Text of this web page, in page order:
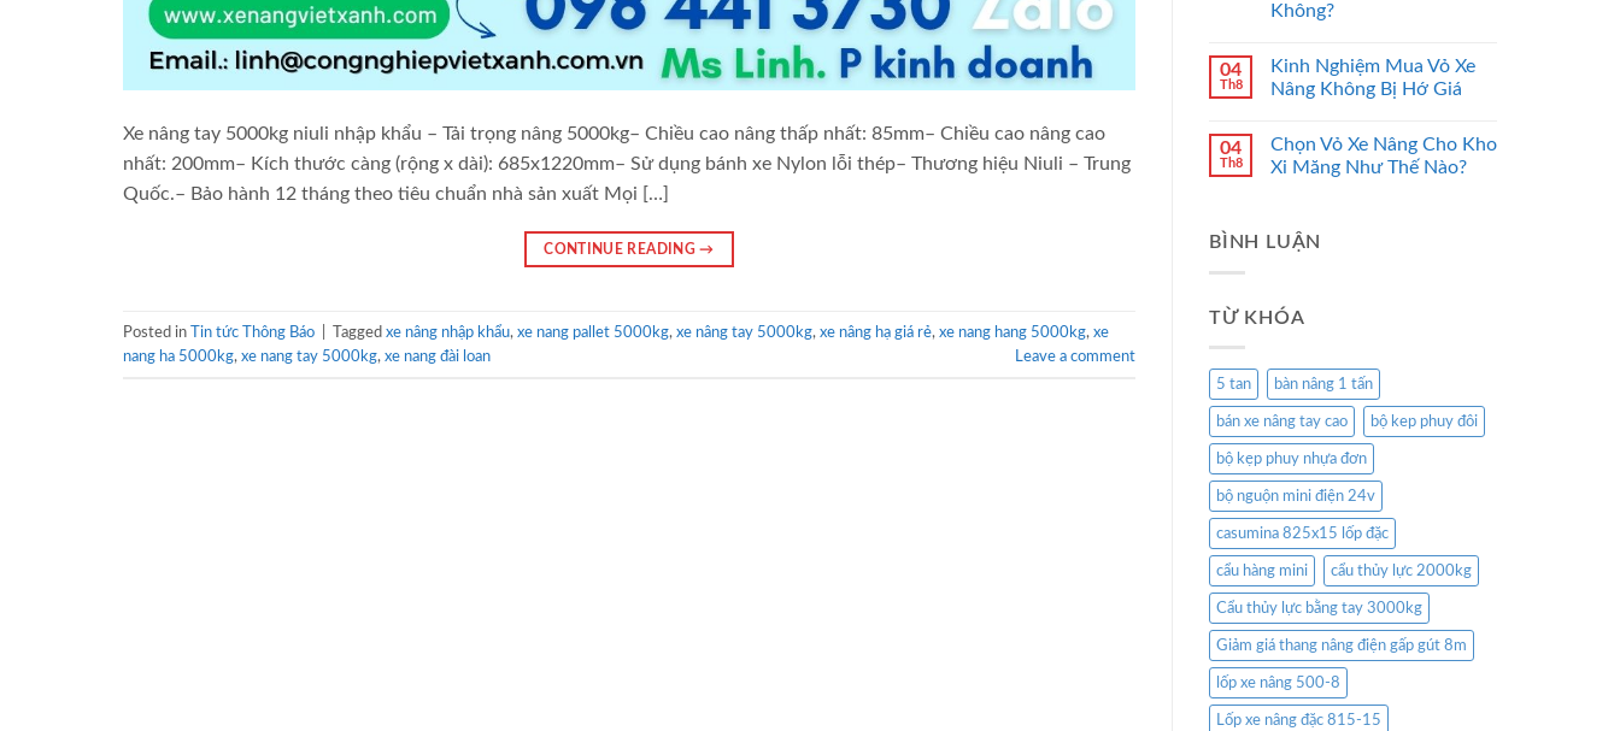
Xe nâng tay 5000kg niuli nhập khẩu – Tải trọng nâng 5000kg– Chiều cao nâng thấp nhất: 85mm– Chiều cao nâng cao
nhất: 200mm– Kích thước càng (rộng x dài): 685x1220mm– Sử dụng bánh xe Nylon lỗi thép– Thương hiệu Niuli – Trung
Quốc.– Bảo hành 12 tháng theo tiêu chuẩn nhà sản xuất Mọi […]
CONTINUE READING→
Posted in Tin tức Thông Báo Tagged xe nâng nhập khẩu, xe nang pallet 5000kg, xe nâng tay 5000kg, xe nâng hạ giá rẻ, xe nang hang 5000kg, xe
nang ha 5000kg, xe nang tay 5000kg, xe nang đài loan Leave a comment
Không?
04
Th8
Kinh Nghiệm Mua Vỏ Xe
Nâng Không Bị Hớ Giá
04
Th8
Chọn Vỏ Xe Nâng Cho Kho
Xi Măng Như Thế Nào?
BÌNH LUẬN
TỪ KHÓA
5 tan bàn nâng 1 tấn
bán xe nâng tay cao bộ kep phuy đôi
bộ kẹp phuy nhựa đơn
bộ nguộn mini điện 24v
casumina 825x15 lốp đặc
cẩu hàng mini cẩu thủy lực 2000kg
Cẩu thủy lực bằng tay 3000kg
Giảm giá thang nâng điện gấp gút 8m
lốp xe nâng 500-8
Lốp xe nâng đặc 815-15